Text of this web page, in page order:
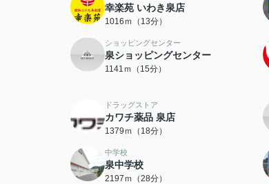
幸楽苑 いわき泉店
1016ｍ（13分）
ショッピングセンター
泉ショッピングセンター
1141ｍ（15分）
ドラッグストア
カワチ薬品 泉店
1379ｍ（18分）
中学校
泉中学校
2197ｍ（28分）